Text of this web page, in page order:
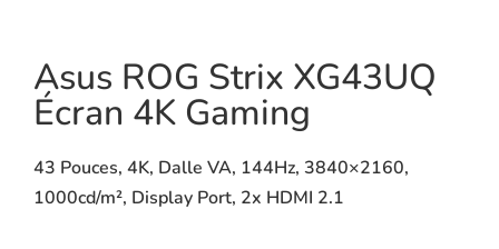
Asus ROG Strix XG43UQ
Écran 4K Gaming
43 Pouces, 4K, Dalle VA, 144Hz, 3840×2160,
1000cd/m², Display Port, 2x HDMI 2.1